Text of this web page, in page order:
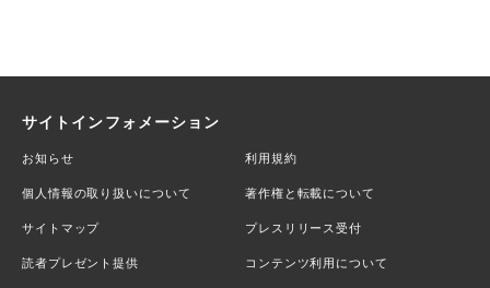
サイトインフォメーション
お知らせ 利用規約
個人情報の取り扱いについて 著作権と転載について
サイトマップ プレスリリース受付
読者プレゼント提供 コンテンツ利用について